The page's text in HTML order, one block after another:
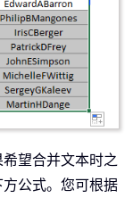
望合并文本时之
公式。您可根据